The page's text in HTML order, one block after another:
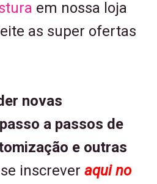
em nossa loja
as super ofertas
novas
passo a passos de
e outras
inscrever aqui no